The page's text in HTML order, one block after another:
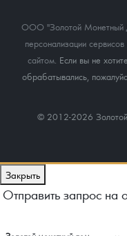
ООО "Золотой Монетный
персонализации
сайтом . Если вы не
обрабатывались,
© 2012-2026
Закрыть
Отправить запрос на